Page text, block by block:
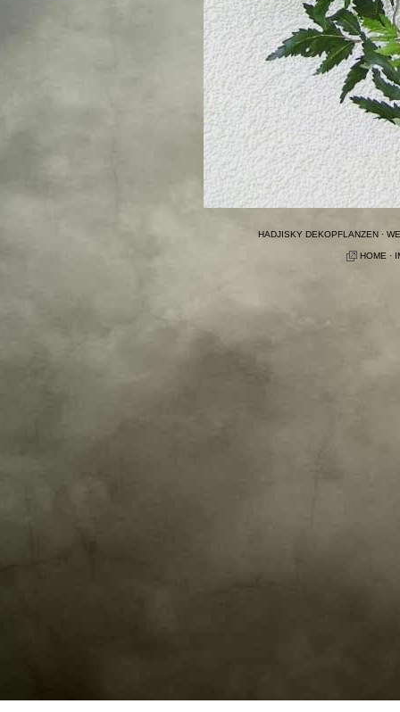
HADJISKY DEKOPFLANZEN ·
HOME ·